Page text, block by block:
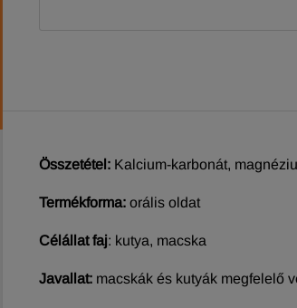
Összetétel: Kalcium-karbonát,
Termékforma: orális oldat
Célállat faj: kutya, macska
Javallat: macskák és kutyák megfelelő